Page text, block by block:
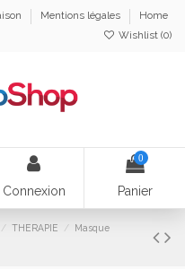
Mentions légales
Home
Wishlist (0)
Connexion
0
Panier
THERAPIE
Masque